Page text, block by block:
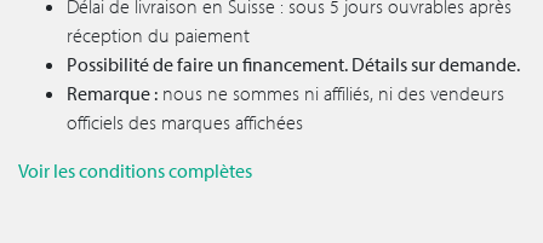
Délai de livraison en Suisse : sous 5 jours ouvrables après
réception du paiement
Possibilité de faire un financement. Détails sur demande.
Remarque : nous ne sommes ni affiliés, ni des vendeurs
officiels des marques affichées
Voir les conditions complètes